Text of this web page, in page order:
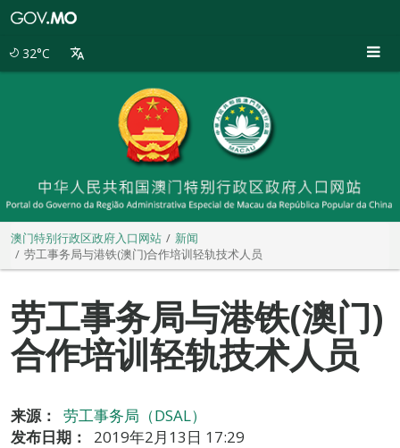
32°C
澳门特别行政区政府入口网站
新闻
劳工事务局与港铁(澳门)合作培训轻轨技术人员
劳工事务局与港铁(澳门)
合作培训轻轨技术人员
来源：
劳工事务局（DSAL）
发布日期：
2019年2月13日 17:29